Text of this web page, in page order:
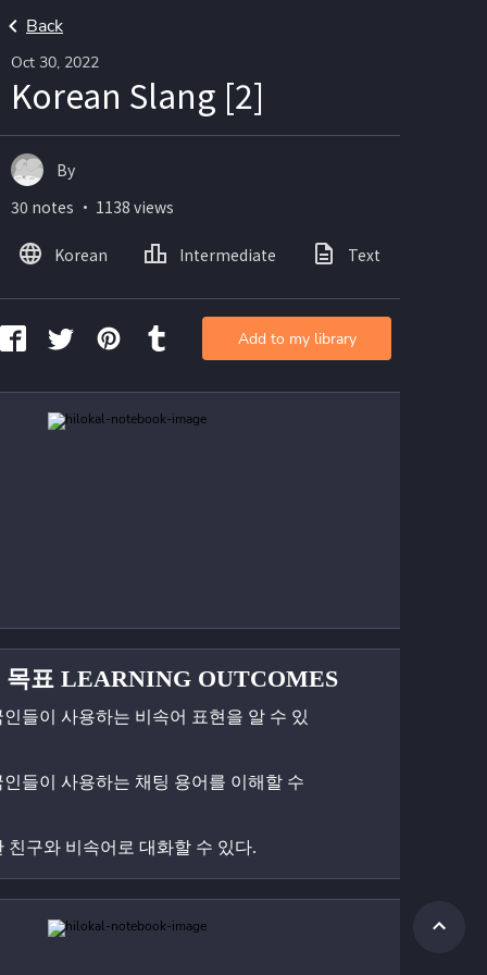
Back
Oct 30, 2022
Korean Slang [2]
목표 LEARNING OUTCOMES
인들이 사용하는 비속어 표현을 알 수 있
인들이 사용하는 채팅 용어를 이해할 수
친구와 비속어로 대화할 수 있다.
By
30 notes ・ 1138 views
Korean Intermediate Text
Add to my library